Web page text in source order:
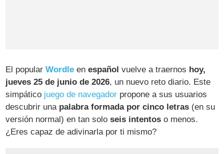
El popularWordle enespañol vuelve a traernos hoy,
jueves 25 de junio de 2026, un nuevo reto diario. Este
simpático juego de navegador propone a sus usuarios
descubrir una palabra formada por cinco letras (en su
versión normal) en tan soloseis intentos o menos.
¿Eres capaz de adivinarla por ti mismo?